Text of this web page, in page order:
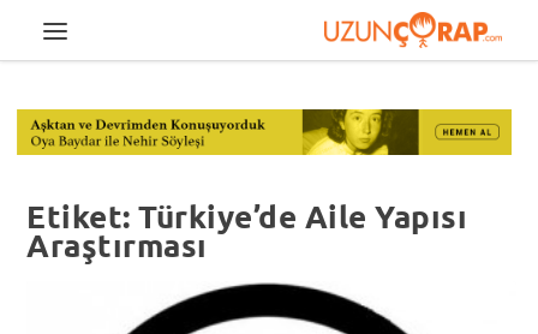
Etiket:Türkiye’de Aile Yapısı
Araştırması